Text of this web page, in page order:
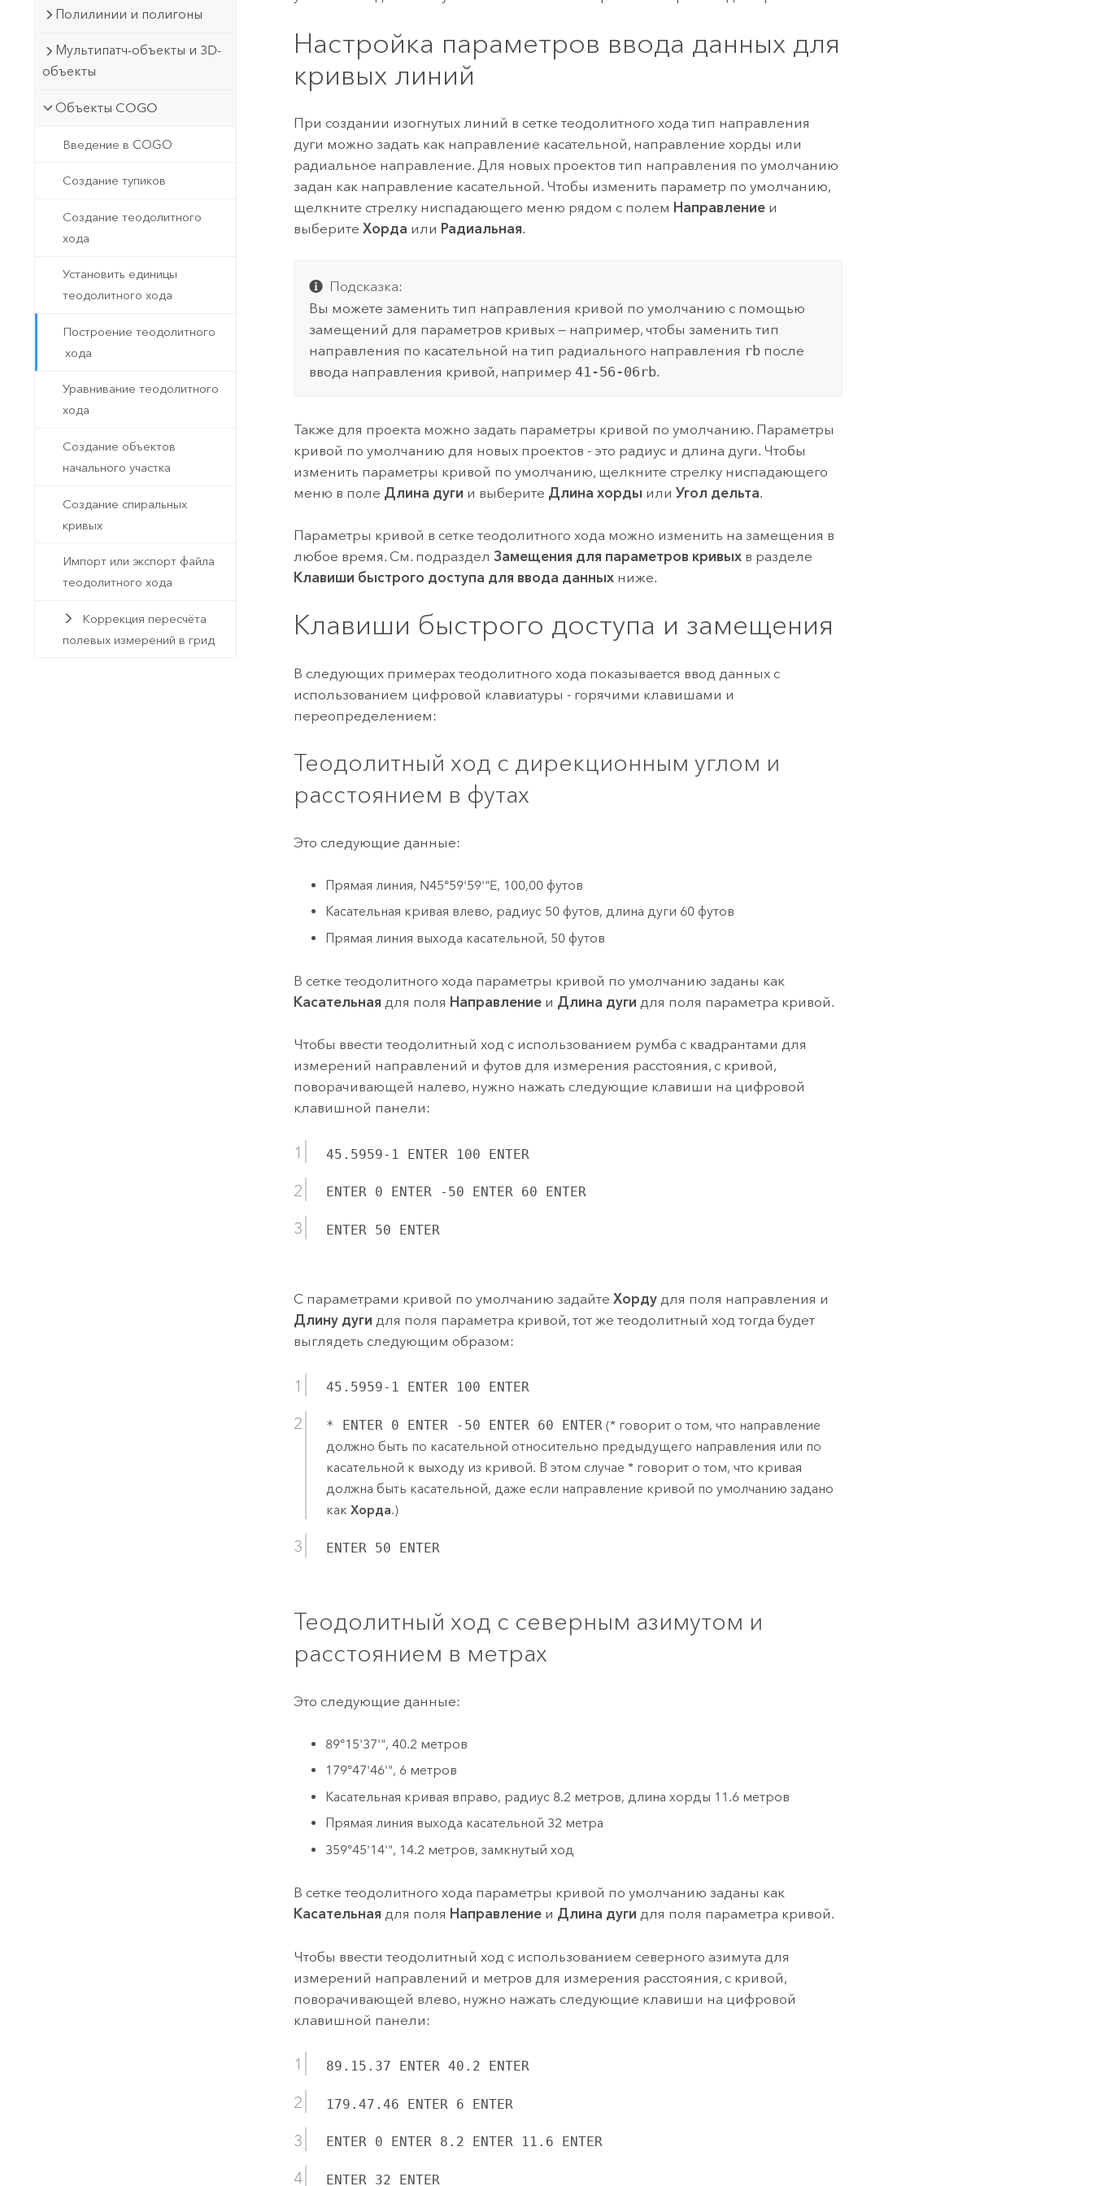
Полилинии и полигоны
Мультипатч-объекты и 3D-
объекты
Объекты COGO
Введение в COGO
Создание тупиков
Создание теодолитного
хода
Установить единицы
теодолитного хода
Построение теодолитного
хода
Уравнивание теодолитного
хода
Создание объектов
начального участка
Создание спиральных
кривых
Импорт или экспорт файла
теодолитного хода
Коррекция пересчёта
полевых измерений в грид
Настройка параметров ввода данных для
кривых линий
При создании изогнутых линий в сетке теодолитного хода тип направления
дуги можно задать как направление касательной, направление хорды или
радиальное направление. Для новых проектов тип направления по умолчанию
задан как направление касательной. Чтобы изменить параметр по умолчанию,
щелкните стрелку ниспадающего меню рядом с полем Направление и
выберитеХорда или Радиальная.
Подсказка:
Вы можете заменить тип направления кривой по умолчанию с помощью
замещений для параметров кривых — например, чтобы заменить тип
направления по касательной на тип радиального направления rbпосле
ввода направления кривой, например 41-56-06rb.
Также для проекта можно задать параметры кривой по умолчанию. Параметры
кривой по умолчанию для новых проектов - это радиус и длина дуги. Чтобы
изменить параметры кривой по умолчанию, щелкните стрелку ниспадающего
меню в поле Длина дуги и выберите Длина хорды илиУгол дельта.
Параметры кривой в сетке теодолитного хода можно изменить на замещения в
любое время. См. подразделЗамещения для параметров кривых в разделе
Клавиши быстрого доступа для ввода данных ниже.
Клавиши быстрого доступа и замещения
В следующих примерах теодолитного хода показывается ввод данных с
использованием цифровой клавиатуры - горячими клавишами и
переопределением:
Теодолитный ход с дирекционным углом и
расстоянием в футах
Это следующие данные:
Прямая линия, N45°59'59'"E, 100,00 футов
Касательная кривая влево, радиус 50 футов, длина дуги 60 футов
Прямая линия выхода касательной, 50 футов
В сетке теодолитного хода параметры кривой по умолчанию заданы как
Касательная для поля Направление и Длина дуги для поля параметра кривой.
Чтобы ввести теодолитный ход с использованием румба с квадрантами для
измерений направлений и футов для измерения расстояния, с кривой,
поворачивающей налево, нужно нажать следующие клавиши на цифровой
клавишной панели:
45.5959-1 ENTER 100 ENTER
ENTER 0 ENTER -50 ENTER 60 ENTER
ENTER 50 ENTER
С параметрами кривой по умолчанию задайтеХорду для поля направления и
Длину дуги для поля параметра кривой, тот же теодолитный ход тогда будет
выглядеть следующим образом:
45.5959-1 ENTER 100 ENTER
* ENTER 0 ENTER -50 ENTER 60 ENTER (* говорит о том, что направление
должно быть по касательной относительно предыдущего направления или по
касательной к выходу из кривой. В этом случае * говорит о том, что кривая
должна быть касательной, даже если направление кривой по умолчанию задано
какХорда.)
ENTER 50 ENTER
Теодолитный ход с северным азимутом и
расстоянием в метрах
Это следующие данные:
89°15'37'", 40.2 метров
179°47'46'", 6 метров
Касательная кривая вправо, радиус 8.2 метров, длина хорды 11.6 метров
Прямая линия выхода касательной 32 метра
359°45'14'", 14.2 метров, замкнутый ход
В сетке теодолитного хода параметры кривой по умолчанию заданы как
Касательная для поля Направление и Длина дуги для поля параметра кривой.
Чтобы ввести теодолитный ход с использованием северного азимута для
измерений направлений и метров для измерения расстояния, с кривой,
поворачивающей влево, нужно нажать следующие клавиши на цифровой
клавишной панели:
89.15.37 ENTER 40.2 ENTER
179.47.46 ENTER 6 ENTER
ENTER 0 ENTER 8.2 ENTER 11.6 ENTER
ENTER 32 ENTER